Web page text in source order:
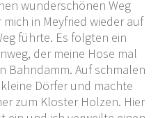
wunderschönen Weg
in Meyfried wieder auf
führte. Es folgten ein
der meine Hose mal
Bahndamm. Auf schmalen
Dörfer und machte
zum Kloster Holzen. Hier